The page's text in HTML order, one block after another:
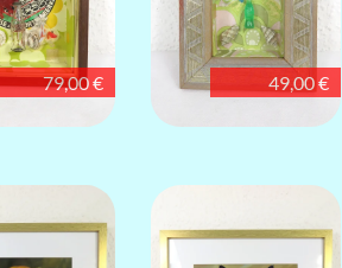
79,00 € 49,00 €